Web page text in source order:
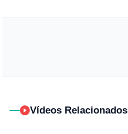
Vídeos Relacionados